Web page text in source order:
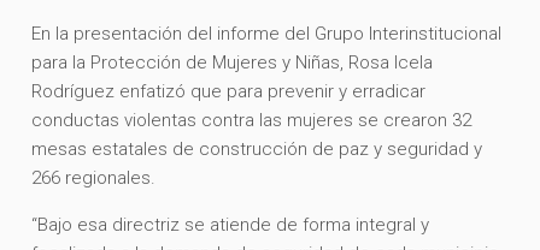
En la presentación del informe del Grupo Interinstitucional
para la Protección de Mujeres y Niñas, Rosa Icela
Rodríguez enfatizó que para prevenir y erradicar
conductas violentas contra las mujeres se crearon 32
mesas estatales de construcción de paz y seguridad y
266 regionales.
“Bajo esa directriz se atiende de forma integral y